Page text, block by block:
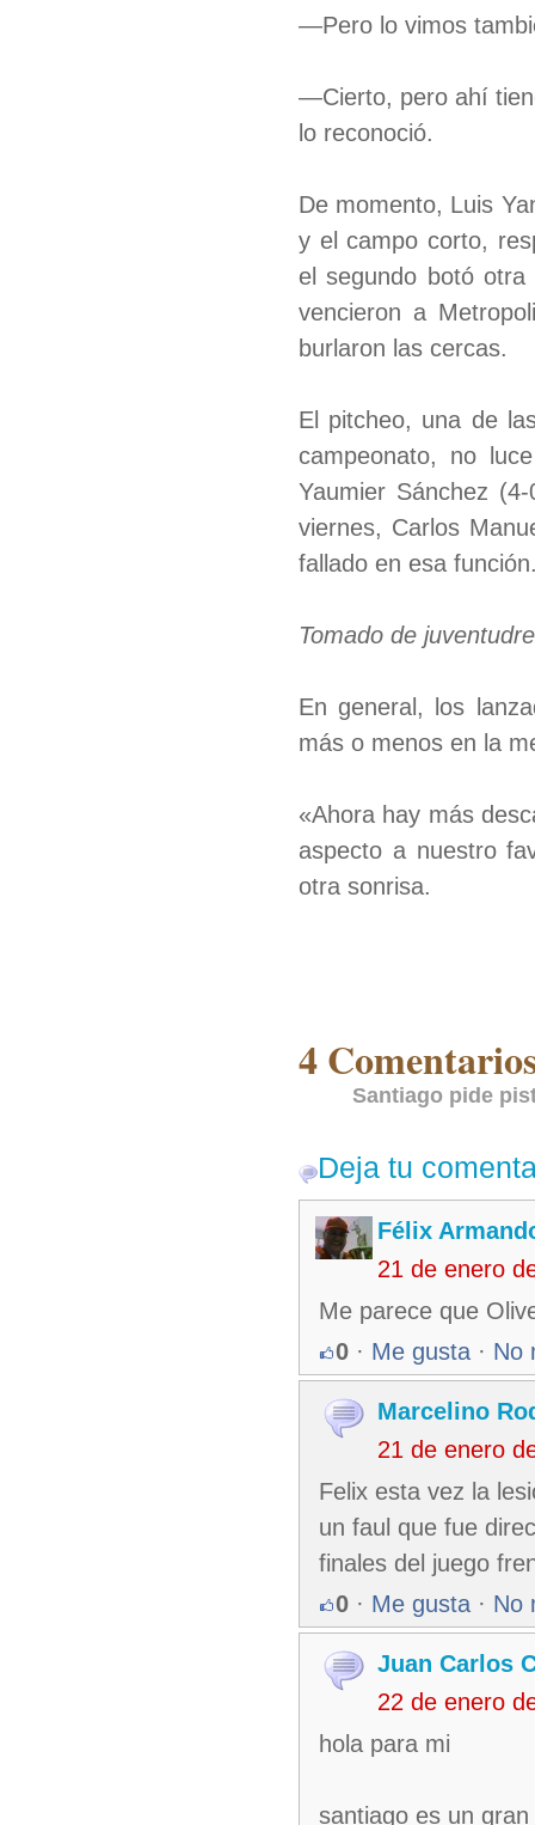
—Pero lo vimos
—Cierto, pero ahí
lo reconoció.
De momento, Luis
y el campo corto,
el segundo botó
vencieron a
burlaron las cercas.
El pitcheo, una de
campeonato, no
Yaumier Sánchez
viernes, Carlos
fallado en esa
Tomado de
En general, los
más o menos en la
«Ahora hay más
aspecto a nuestro
otra sonrisa.
4
Santiago pide
Deja tu
Félix
21 de enero
Me parece que
0 · Me gusta · No
Marcelino
21 de enero
Felix esta vez la
un faul que fue
finales del juego
0 · Me gusta · No
Juan Carlos
22 de enero
hola para mi
santiago es un